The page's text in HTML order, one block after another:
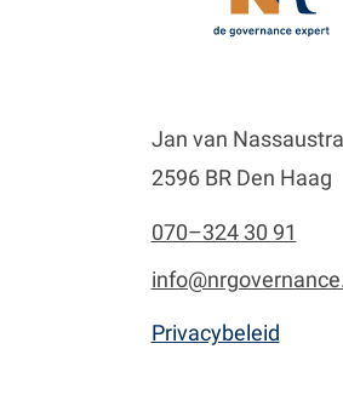
Jan van
2596 BR Den Haag
070–324 30 91
Privacybeleid